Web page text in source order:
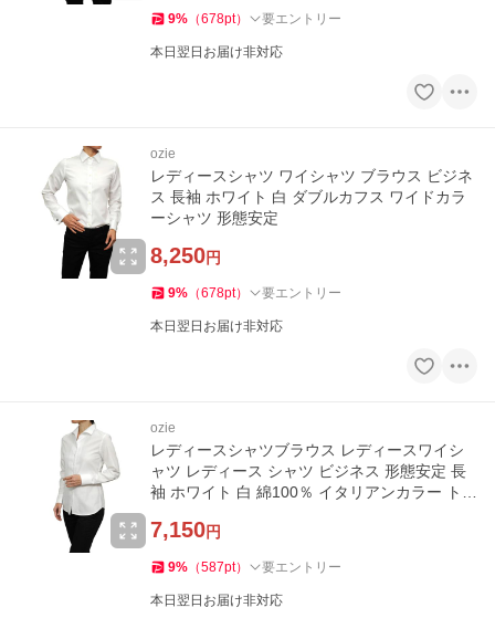
9% （678pt） 要エントリー
本日翌日お届け非対応
ozie
レディースシャツ ワイシャツ ブラウス ビジネ
ス 長袖 ホワイト 白 ダブルカフス ワイドカラ
ーシャツ 形態安定
8,250円
9% （678pt） 要エントリー
本日翌日お届け非対応
ozie
レディースシャツブラウス レディースワイシ
ャツ レディース シャツ ビジネス 形態安定 長
袖 ホワイト 白 綿100％ イタリアンカラー トッ
7,150円
9% （587pt） 要エントリー
本日翌日お届け非対応